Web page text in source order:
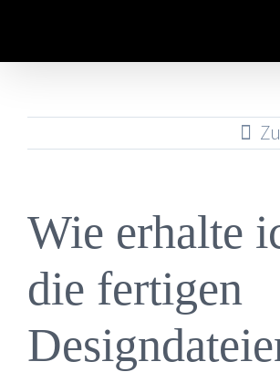
Wie erhalte
die fertigen